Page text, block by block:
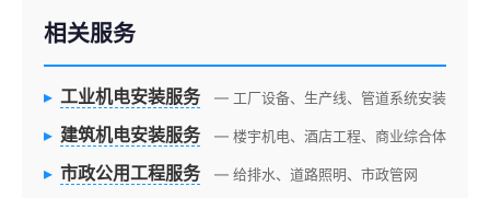
相关服务
▸ 工业机电安装服务 — 工厂设备、生产线、管道系统安装
▸ 建筑机电安装服务 — 楼宇机电、酒店工程、商业综合体
▸ 市政公用工程服务 — 给排水、道路照明、市政管网